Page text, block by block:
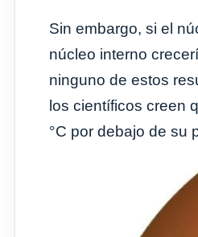
Sin embargo, si el
núcleo interno
ninguno de estos
los científicos creen
°C por debajo de su